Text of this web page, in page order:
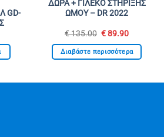
GD-
ΔΩΡΑ + ΓΙΛΕΚΟ ΣΤΗΡΙΞΗΣ
ΩΜΟΥ – DR 2022
€135.00 Original
was:
€ 135.00.
€89.90Η
τιμή
είναι:
Διαβάστε περισσότερα